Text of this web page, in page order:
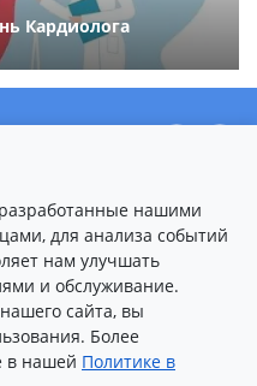
Кардиолога
нашими
для анализа событий
нам улучшать
и обслуживание.
сайта, вы
Более
в нашей Политике в